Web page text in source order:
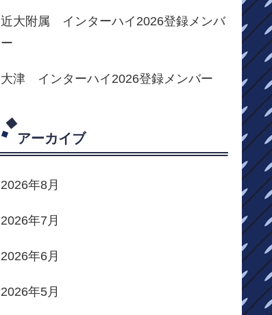
近大附属 インターハイ2026登録メンバ
ー
大津 インターハイ2026登録メンバー
アーカイブ
2026年8月
2026年7月
2026年6月
2026年5月